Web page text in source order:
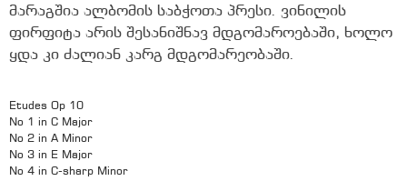
მარაგშია ალბომის საბჭოთა პრესი. ვინილის
ფირფიტა არის შესანიშნავ მდგომაროებაში, ხოლო
ყდა კი ძალიან კარგ მდგომარეობაში.
Etudes Op 10
No 1 in C Major
No 2 in A Minor
No 3 in E Major
No 4 in C-sharp Minor